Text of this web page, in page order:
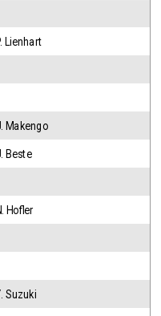
Lienhart
Makengo
Beste
Hofler
Suzuki